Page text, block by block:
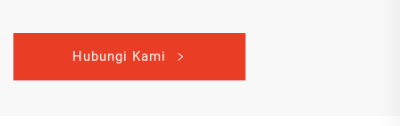
Hubungi Kami